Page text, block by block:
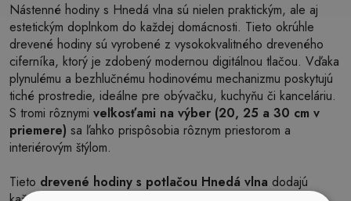
Nástenné hodiny s Hnedá vlna sú nielen praktickým, ale aj
estetickým doplnkom do každej domácnosti. Tieto okrúhle
drevené hodiny sú vyrobené z vysokokvalitného dreveného
ciferníka, ktorý je zdobený modernou digitálnou tlačou. Vďaka
plynulému a bezhlučnému hodinovému mechanizmu poskytujú
tiché prostredie, ideálne pre obývačku, kuchyňu či kanceláriu.
S tromi rôznymi veľkosťami na výber (20, 25 a 30 cm v
priemere) sa ľahko prispôsobia rôznym priestorom a
interiérovým štýlom.
Tieto drevené hodiny s potlačou Hnedá vlna dodajú